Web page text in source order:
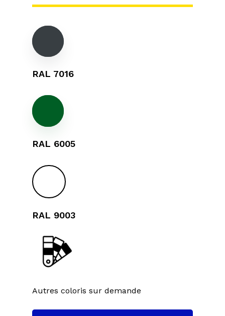
RAL 7016
RAL 6005
RAL 9003
Autres coloris sur demande